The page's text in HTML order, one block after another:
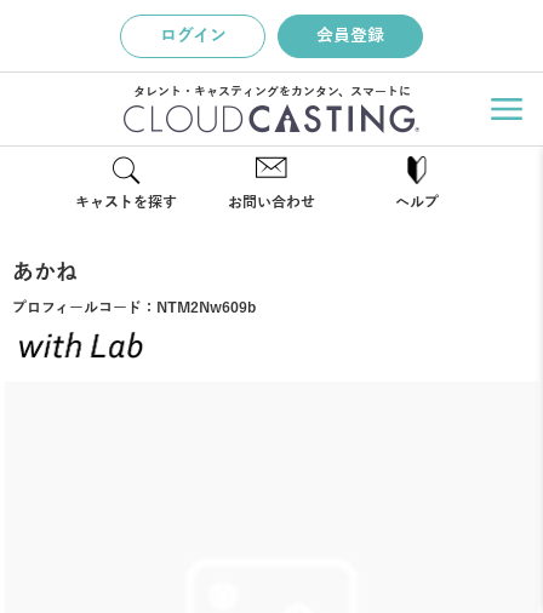
ログイン 会員登録
タレント・キャスティングをカンタン、スマートに
キャストを探す お問い合わせ ヘルプ
あかね
プロフィールコード： NTM2Nw609b